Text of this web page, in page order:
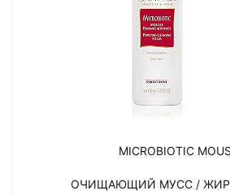
MICROBIOTIC
ОЧИЩАЮЩИЙ МУСС /